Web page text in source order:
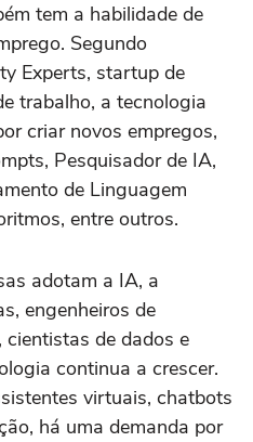
tem a habilidade de
Segundo
Experts, startup de
trabalho, a tecnologia
criar novos empregos,
Pesquisador de IA,
de Linguagem
entre outros.
adotam a IA, a
engenheiros de
cientistas de dados e
continua a crescer.
virtuais, chatbots
há uma demanda por